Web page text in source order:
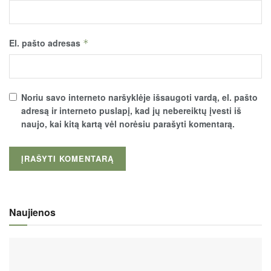
El. pašto adresas *
Noriu savo interneto naršyklėje išsaugoti vardą, el. pašto
adresą ir interneto puslapį, kad jų nebereiktų įvesti iš
naujo, kai kitą kartą vėl norėsiu parašyti komentarą.
Naujienos